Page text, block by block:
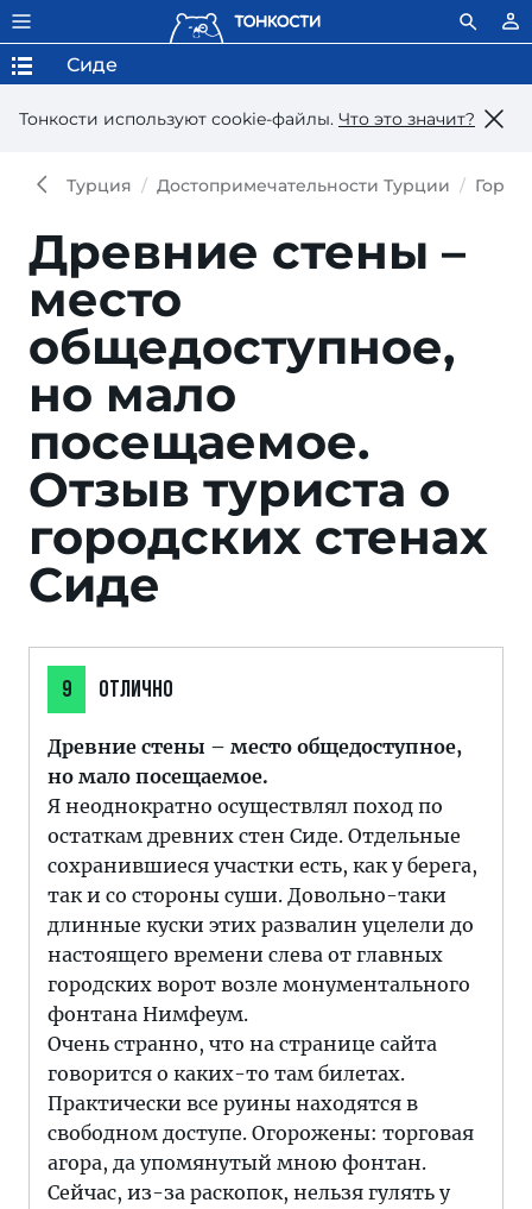
Тонкости используют сookie-файлы. Что это значит?
Сиде
Турция Достопримечательности Турции
Древние стены –
место
общедоступное,
но мало
посещаемое.
Отзыв туриста о
городских стенах
Сиде
9 ОТЛИЧНО
Древние стены – место общедоступное,
но мало посещаемое.
Я неоднократно осуществлял поход по
остаткам древних стен Сиде. Отдельные
сохранившиеся участки есть, как у берега,
так и со стороны суши. Довольно-таки
длинные куски этих развалин уцелели до
настоящего времени слева от главных
городских ворот возле монументального
фонтана Нимфеум.
Очень странно, что на странице сайта
говорится о каких-то там билетах.
Практически все руины находятся в
свободном доступе. Огорожены: торговая
агора, да упомянутый мною фонтан.
Сейчас, из-за раскопок, нельзя гулять у